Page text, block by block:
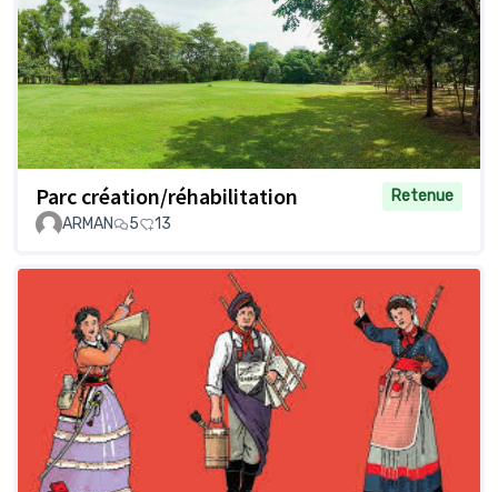
Parc création/réhabilitation
Retenue
ARMAN
5 13